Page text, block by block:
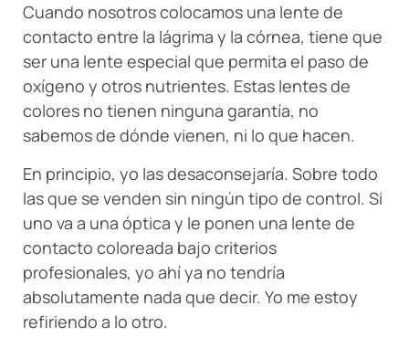
Cuando nosotros colocamos una lente de
contacto entre la lágrima y la córnea, tiene que
ser una lente especial que permita el paso de
oxígeno y otros nutrientes. Estas lentes de
colores no tienen ninguna garantía, no
sabemos de dónde vienen, ni lo que hacen.
En principio, yo las desaconsejaría. Sobre todo
las que se venden sin ningún tipo de control. Si
uno va a una óptica y le ponen una lente de
contacto coloreada bajo criterios
profesionales, yo ahí ya no tendría
absolutamente nada que decir. Yo me estoy
refiriendo a lo otro.